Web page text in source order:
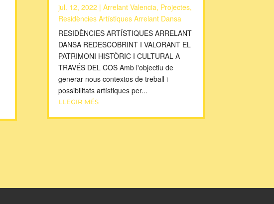
jul. 12, 2022 | Arrelant Valencia, Projectes,
Residències Artístiques Arrelant Dansa
RESIDÈNCIES ARTÍSTIQUES ARRELANT
DANSA REDESCOBRINT I VALORANT EL
PATRIMONI HISTÒRIC I CULTURAL A
TRAVÉS DEL COS Amb l'objectiu de
generar nous contextos de treball i
possibilitats artístiques per...
LLEGIR MÉS